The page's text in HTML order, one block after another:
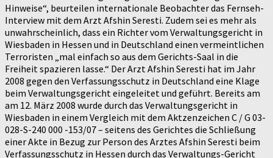
Hinweise“, beurteilen internationale Beobachter das Fernseh-
Interview mit dem Arzt Afshin Seresti. Zudem sei es mehr als
unwahrscheinlich, dass ein Richter vom Verwaltungsgericht in
Wiesbaden in Hessen und in Deutschland einen vermeintlichen
Terroristen „mal einfach so aus dem Gerichts-Saal in die
Freiheit spazieren lasse.“ Der Arzt Afshin Seresti hat im Jahr
2008 gegen den Verfassungsschutz in Deutschland eine Klage
beim Verwaltungsgericht eingeleitet und geführt. Bereits am
am 12. März 2008 wurde durch das Verwaltungsgericht in
Wiesbaden in einem Vergleich mit dem Aktzenzeichen C / G 03-
028-S-240 000 -153/07 – seitens des Gerichtes die Schließung
einer Akte in Bezug zur Person des Arztes Afshin Seresti beim
Verfassungsschutz in Hessen durch das Verwaltungs-Gericht